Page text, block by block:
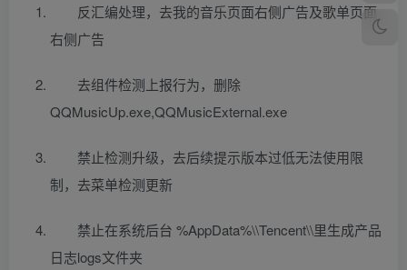
反汇编处理，去我的音乐页面右侧广告及歌单页面
右侧广告
去组件检测上报行为，删除
QQMusicUp.exe,QQMusicExternal.exe
禁止检测升级，去后续提示版本过低无法使用限
制，去菜单检测更新
禁止在系统后台 %AppData%\\Tencent\\里生成产品
日志logs文件夹